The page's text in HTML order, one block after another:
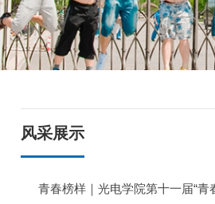
风采展示
青春榜样｜光电学院第十一届“青